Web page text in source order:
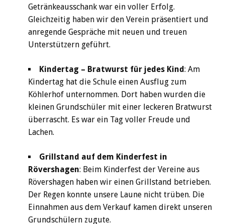
Getränkeausschank war ein voller Erfolg.
Gleichzeitig haben wir den Verein präsentiert und
anregende Gespräche mit neuen und treuen
Unterstützern geführt.
Kindertag – Bratwurst für jedes Kind: Am
Kindertag hat die Schule einen Ausflug zum
Köhlerhof unternommen. Dort haben wurden die
kleinen Grundschüler mit einer leckeren Bratwurst
überrascht. Es war ein Tag voller Freude und
Lachen.
Grillstand auf dem Kinderfest in
Rövershagen: Beim Kinderfest der Vereine aus
Rövershagen haben wir einen Grillstand betrieben.
Der Regen konnte unsere Laune nicht trüben. Die
Einnahmen aus dem Verkauf kamen direkt unseren
Grundschülern zugute.